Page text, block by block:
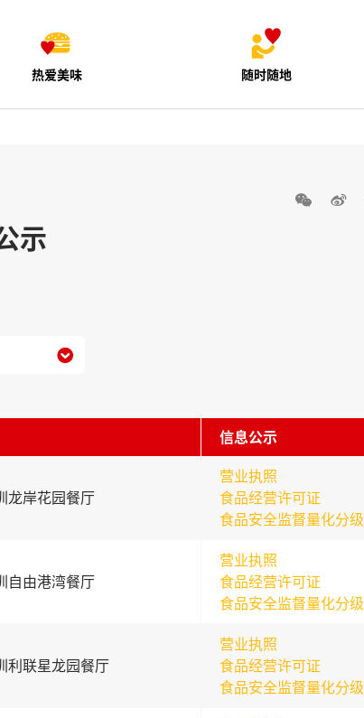
热爱美味 随时随地
 
示

信息公示
龙岸花园餐厅
营业执照
食品经营许可证
食品安全监督量化分级
自由港湾餐厅
营业执照
食品经营许可证
食品安全监督量化分级
利联星龙园餐厅
营业执照
食品经营许可证
食品安全监督量化分级